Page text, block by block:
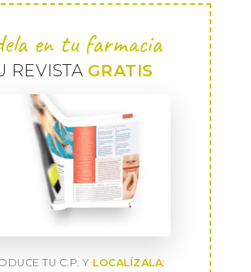
en tu farmacia
REVISTA GRATIS
TU C.P. Y LOCALÍZALA: